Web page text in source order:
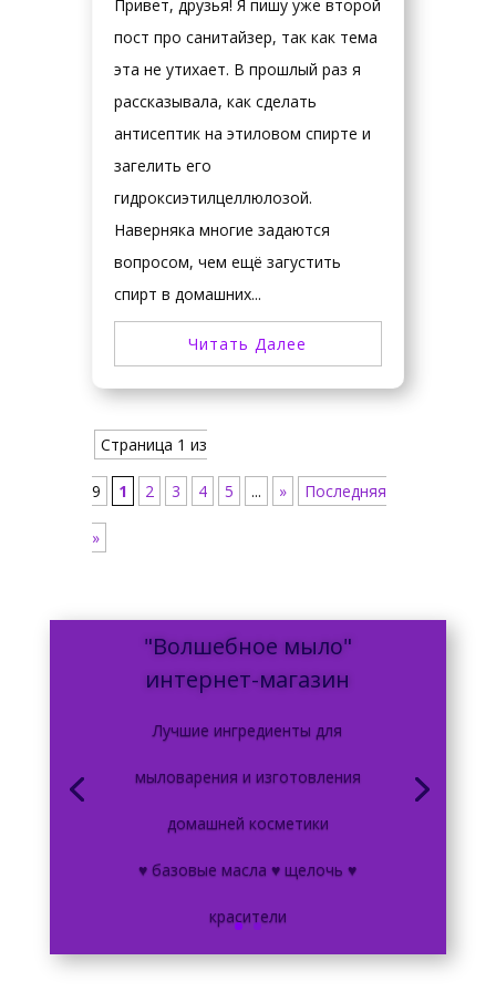
Привет, друзья! Я пишу уже второй
пост про санитайзер, так как тема
эта не утихает. В прошлый раз я
рассказывала, как сделать
антисептик на этиловом спирте и
загелить его
гидроксиэтилцеллюлозой.
Наверняка многие задаются
вопросом, чем ещё загустить
спирт в домашних...
Читать Далее
Страница 1 из
9 1 2 3 4 5 ... » Последняя
»
"Волшебное мыло"
интернет-магазин
Лучшие ингредиенты для
мыловарения и изготовления
домашней косметики
♥ базовые масла ♥ щелочь ♥
красители
♥ отдушки ♥ мыльная основа ♥ ПАВ